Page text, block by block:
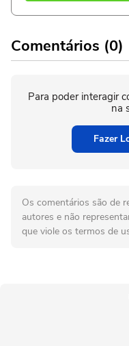
Comentários (0)
Para poder interagir
na
Fazer
Os comentários são de
autores e não
que viole os termos de